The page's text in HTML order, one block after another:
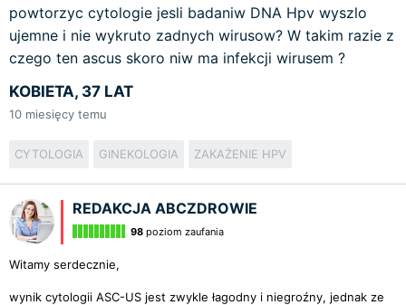
powtorzyc cytologie jesli badaniw DNA Hpv wyszlo
ujemne i nie wykruto zadnych wirusow? W takim razie z
czego ten ascus skoro niw ma infekcji wirusem ?
KOBIETA, 37 LAT
10 miesięcy temu
CYTOLOGIA GINEKOLOGIA ZAKAŻENIE HPV
REDAKCJA ABCZDROWIE
98 poziom zaufania
Witamy serdecznie,
wynik cytologii ASC-US jest zwykle łagodny i niegroźny, jednak ze